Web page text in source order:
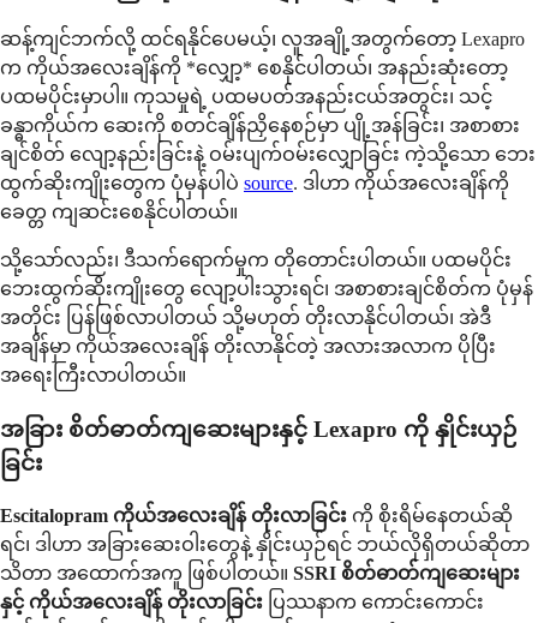
ဆန့်ကျင်ဘက်လို့ ထင်ရနိုင်ပေမယ့်၊ လူအချို့အတွက်တော့ Lexapro
က ကိုယ်အလေးချိန်ကို *လျှော့* စေနိုင်ပါတယ်၊ အနည်းဆုံးတော့
ပထမပိုင်းမှာပါ။ ကုသမှုရဲ့ ပထမပတ်အနည်းငယ်အတွင်း၊ သင့်
ခန္ဓာကိုယ်က ဆေးကို စတင်ချိန်ညှိနေစဉ်မှာ ပျို့အန်ခြင်း၊ အစာစား
ချင်စိတ် လျော့နည်းခြင်းနဲ့ ဝမ်းပျက်ဝမ်းလျှောခြင်း ကဲ့သို့သော ဘေး
ထွက်ဆိုးကျိုးတွေက ပုံမှန်ပါပဲ source. ဒါဟာ ကိုယ်အလေးချိန်ကို
ခေတ္တ ကျဆင်းစေနိုင်ပါတယ်။
သို့သော်လည်း၊ ဒီသက်ရောက်မှုက တိုတောင်းပါတယ်။ ပထမပိုင်း
ဘေးထွက်ဆိုးကျိုးတွေ လျော့ပါးသွားရင်၊ အစာစားချင်စိတ်က ပုံမှန်
အတိုင်း ပြန်ဖြစ်လာပါတယ် သို့မဟုတ် တိုးလာနိုင်ပါတယ်၊ အဲဒီ
အချိန်မှာ ကိုယ်အလေးချိန် တိုးလာနိုင်တဲ့ အလားအလာက ပိုပြီး
အရေးကြီးလာပါတယ်။
အခြား စိတ်ဓာတ်ကျဆေးများနှင့် Lexapro ကို နှိုင်းယှဉ်
ခြင်း
Escitalopram ကိုယ်အလေးချိန် တိုးလာခြင်း ကို စိုးရိမ်နေတယ်ဆို
ရင်၊ ဒါဟာ အခြားဆေးဝါးတွေနဲ့ နှိုင်းယှဉ်ရင် ဘယ်လိုရှိတယ်ဆိုတာ
သိတာ အထောက်အကူ ဖြစ်ပါတယ်။ SSRI စိတ်ဓာတ်ကျဆေးများ
နှင့် ကိုယ်အလေးချိန် တိုးလာခြင်း ပြဿနာက ကောင်းကောင်း